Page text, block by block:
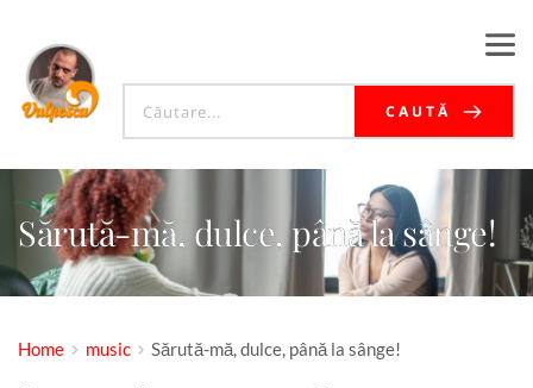
CAUTĂ
Sărută-mă, dulce, până la sânge!
Home music Sărută-mă, dulce, până la sânge!